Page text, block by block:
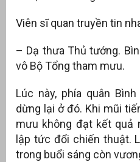
Viên sĩ quan truyền tin
– Dạ thưa Thủ tướng.
vô Bộ Tổng tham mưu.
Lúc này, phía quân
dừng lại ở đó. Khi mũi
mưu không đạt kết quả
lập tức đổi chiến thuật.
trong buổi sáng còn